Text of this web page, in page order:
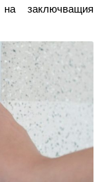
заключващия